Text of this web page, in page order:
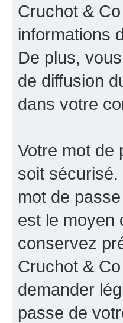
Cruchot &
informations
De plus,
de diffusion
dans votre
Votre mot de
soit
mot de
est le moyen
conservez
Cruchot &
demander
passe de